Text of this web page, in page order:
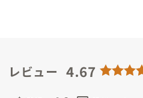
マネージャーとしてデジタルノ
しや自然、ローカルとの出会いを
レビュー 4.67